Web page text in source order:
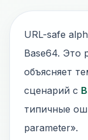
URL-safe
Base64. Это
объясняет
сценарий с
типичные
parameter».